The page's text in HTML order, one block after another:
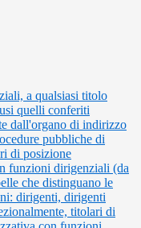
a qualsiasi titolo
quelli conferiti
dall'organo di indirizzo
pubbliche di
di posizione
funzioni dirigenziali (da
che distinguano le
dirigenti, dirigenti
titolari di